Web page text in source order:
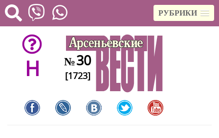
РУБРИКИ
H №30
[1723]